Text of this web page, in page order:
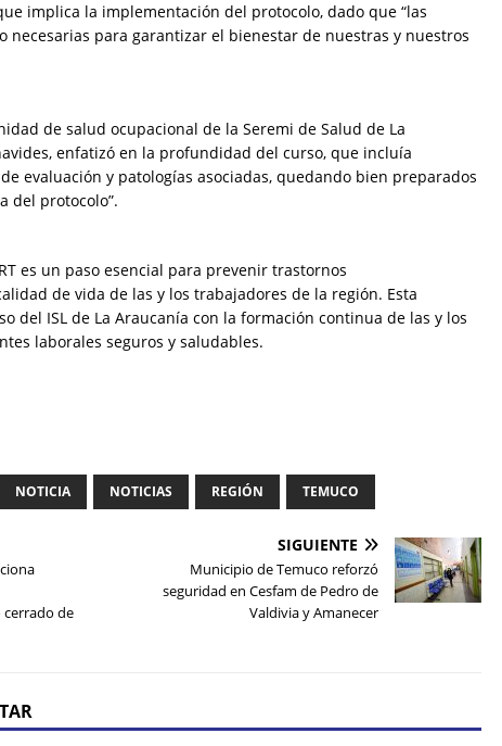
implica la implementación del protocolo, dado que “las
necesarias para garantizar el bienestar de nuestras y nuestros
de salud ocupacional de la Seremi de Salud de La
enfatizó en la profundidad del curso, que incluía
evaluación y patologías asociadas, quedando bien preparados
del protocolo”.
es un paso esencial para prevenir trastornos
de vida de las y los trabajadores de la región. Esta
del ISL de La Araucanía con la formación continua de las y los
laborales seguros y saludables.
NOTICIA NOTICIAS REGIÓN TEMUCO
cerrado de
SIGUIENTE
Municipio de Temuco reforzó
seguridad en Cesfam de Pedro de
Valdivia y Amanecer